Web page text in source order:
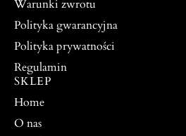
Warunki zwrotu
Polityka gwarancyjna
Polityka prywatności
Regulamin
SKLEP
Home
O nas